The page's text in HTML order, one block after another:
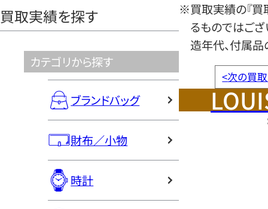
買取実績を探す
カテゴリから探す
ブランドバッグ
財布／小物
時計
※買取実績の『買
るものではござ
造年代、付属品
<次の買